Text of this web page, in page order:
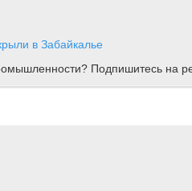
в Забайкалье
Подпишитесь на